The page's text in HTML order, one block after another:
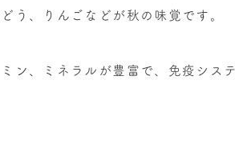
う、りんごなどが秋の味覚です。
ン、ミネラルが豊富で、免疫シス